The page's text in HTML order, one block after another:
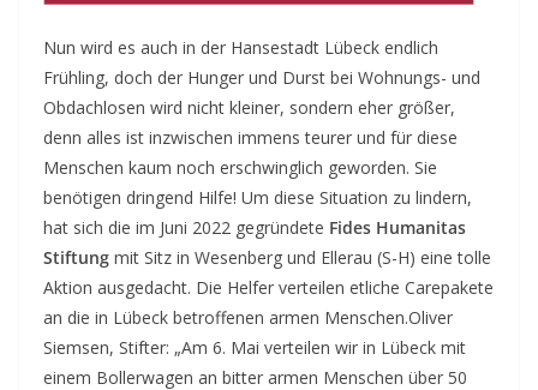
Nun wird es auch in der Hansestadt Lübeck endlich
Frühling, doch der Hunger und Durst bei Wohnungs- und
Obdachlosen wird nicht kleiner, sondern eher größer,
denn alles ist inzwischen immens teurer und für diese
Menschen kaum noch erschwinglich geworden. Sie
benötigen dringend Hilfe! Um diese Situation zu lindern,
hat sich die im Juni 2022 gegründete Fides Humanitas
Stiftung mit Sitz in Wesenberg und Ellerau (S-H) eine tolle
Aktion ausgedacht. Die Helfer verteilen etliche Carepakete
an die in Lübeck betroffenen armen Menschen.Oliver
Siemsen, Stifter: „Am 6. Mai verteilen wir in Lübeck mit
einem Bollerwagen an bitter armen Menschen über 50